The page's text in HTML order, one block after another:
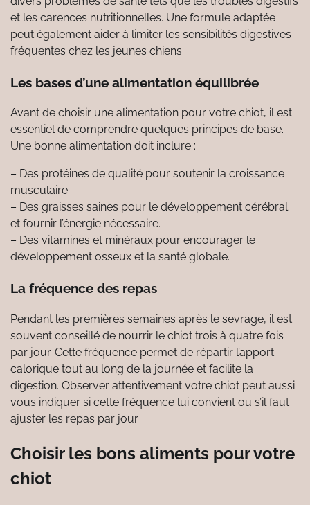
et les carences nutritionnelles. Une formule adaptée
peut également aider à limiter les sensibilités digestives
fréquentes chez les jeunes chiens.
Les bases d’une alimentation équilibrée
Avant de choisir une alimentation pour votre chiot, il est
essentiel de comprendre quelques principes de base.
Une bonne alimentation doit inclure :
– Des protéines de qualité pour soutenir la croissance
musculaire.
– Des graisses saines pour le développement cérébral
et fournir l’énergie nécessaire.
– Des vitamines et minéraux pour encourager le
développement osseux et la santé globale.
La fréquence des repas
Pendant les premières semaines après le sevrage, il est
souvent conseillé de nourrir le chiot trois à quatre fois
par jour. Cette fréquence permet de répartir l’apport
calorique tout au long de la journée et facilite la
digestion. Observer attentivement votre chiot peut aussi
vous indiquer si cette fréquence lui convient ou s’il faut
ajuster les repas par jour.
Choisir les bons aliments pour votre
chiot